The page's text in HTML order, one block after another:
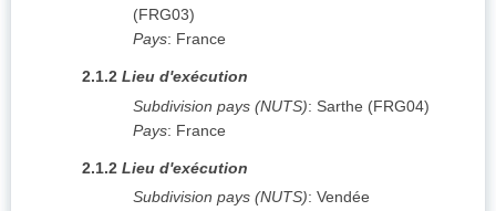
(FRG03)
Pays: France
2.1.2 Lieu d'exécution
Subdivision pays (NUTS): Sarthe (FRG04)
Pays: France
2.1.2 Lieu d'exécution
Subdivision pays (NUTS): Vendée